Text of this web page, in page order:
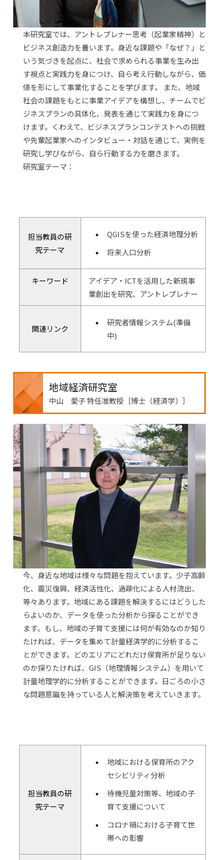
本研究室では、アントレプレナー思考（起業家精神）と
ビジネス創造力を養います。身近な課題や「なぜ？」と
いう気づきを起点に、社会で求められる事業を生み出
す視点と実践力を身につけ、自ら考え行動しながら、価
値を形にして事業化することを学びます。 また、地域
社会の課題をもとに事業アイデアを構想し、チームでビ
ジネスプランの具体化、発表を通じて実践力を身につ
けます。くわえて、ビジネスプランコンテストへの挑戦
や先輩起業家へのインタビュー・対話を通じて、実例を
研究し学びながら、自ら行動する力を磨きます。
研究室テーマ：
担当教員の研
究テーマ
QGISを使った経済地理分析
将来人口分析
キーワード
アイデア・ICTを活用した新規事
業創出を研究、アントレプレナー
関連リンク
研究者情報システム(準備
中)
地域経済研究室
中山 愛子 特任准教授［博士（経済学）］
今、身近な地域は様々な問題を抱えています。少子高齢
化、震災復興、経済活性化、過疎化による人材流出、
等々あります。地域にある課題を解決するにはどうした
らよいのか、データを使った分析から探ることができ
ます。もし、地域の子育て支援には何が有効なのか知り
たければ、データを集めて計量経済学的に分析するこ
とができます。どのエリアにどれだけ保育所が足りない
のか探りたければ、GIS（地理情報システム）を用いて
計量地理学的に分析することができます。日ごろの小さ
な問題意識を持っている人と解決策を考えていきます。
担当教員の研
究テーマ
地域における保育所のアク
セシビリティ分析
待機児童対策等、地域の子
育て支援について
コロナ禍における子育て世
帯への影響